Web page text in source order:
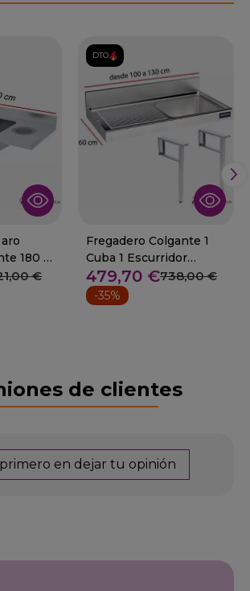
180 x
€
DTO.
Fregadero Colgante 1
Cuba 1 Escurridor
Fondo 60 cm
479,70 €738,00 €
-35%
de clientes
en dejar tu opinión